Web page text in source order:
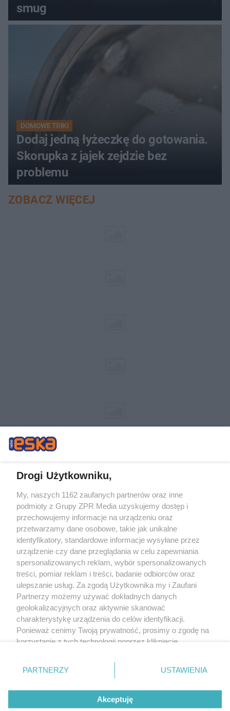
smug
DOMOWE TRIKI
Dodaj jedną łyżeczkę do gotowania.
Skorupka z jajek zejdzie bez
problemu
ZOBACZ WIĘCEJ
Żaden utwór zamieszczony w serwisie nie może być powielany i
rozpowszechniany lub dalej rozpowszechniany w jakikolwiek sposób (w
tym także elektroniczny lub mechaniczny) na jakimkolwiek polu
eksploatacji w jakiejkolwiek formie, włącznie z umieszczaniem w Internecie
bez pisemnej zgody właściciela praw. Jakiekolwiek użycie lub
wykorzystanie utworów w całości lub w części z naruszeniem prawa, tzn.
bez właściwej zgody, jest zabronione pod groźbą kary i może być ścigane
prawnie.
O nas
Drogi Użytkowniku,
My, naszych 1162 zaufanych partnerów oraz inne
podmioty z Grupy ZPR Media uzyskujemy dostęp i
przechowujemy informacje na urządzeniu oraz
przetwarzamy dane osobowe, takie jak unikalne
identyfikatory, standardowe informacje wysyłane przez
urządzenie czy dane przeglądania w celu zapewniania
spersonalizowanych reklam, wybór spersonalizowanych
treści, pomiar reklam i treści, badanie odbiorców oraz
ulepszanie usług. Za zgodą Użytkownika my i Zaufani
Partnerzy możemy używać dokładnych danych
geolokalizacyjnych oraz aktywnie skanować
charakterystykę urządzenia do celów identyfikacji.
Ponieważ cenimy Twoją prywatność, prosimy o zgodę na
korzystanie z tych technologii poprzez kliknięcie
zmienić/wycofać klikając przycisk ustawień prywatności
znajdujący się w lewym dolnym rogu strony
rodzaje przetwarzania danych nie wymagają zgody
użytkownika, ale masz prawo sprzeciwić się takiemu
PARTNERZY USTAWIENIA
Akceptuję